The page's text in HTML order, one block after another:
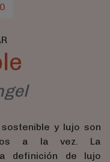
y lujo son
a la vez. La
definición de lujo